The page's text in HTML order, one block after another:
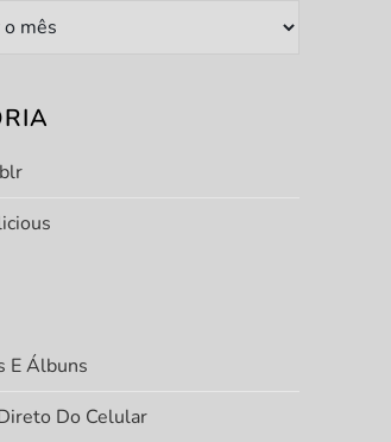
E Álbuns
Do Celular